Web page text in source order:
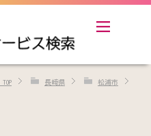
TOP 長崎県 松浦市